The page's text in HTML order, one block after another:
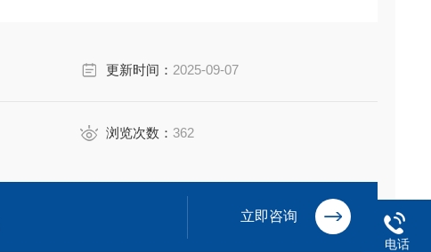
更新时间： 2025-09-07
浏览次数：362
立即咨询
电话